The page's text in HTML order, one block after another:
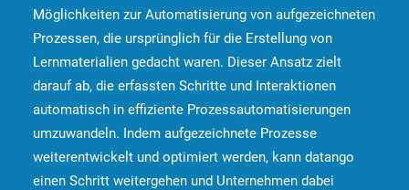
Möglichkeiten zur Automatisierung von aufgezeichneten
Prozessen, die ursprünglich für die Erstellung von
Lernmaterialien gedacht waren. Dieser Ansatz zielt
darauf ab, die erfassten Schritte und Interaktionen
automatisch in effiziente Prozessautomatisierungen
umzuwandeln. Indem aufgezeichnete Prozesse
weiterentwickelt und optimiert werden, kann datango
einen Schritt weitergehen und Unternehmen dabei